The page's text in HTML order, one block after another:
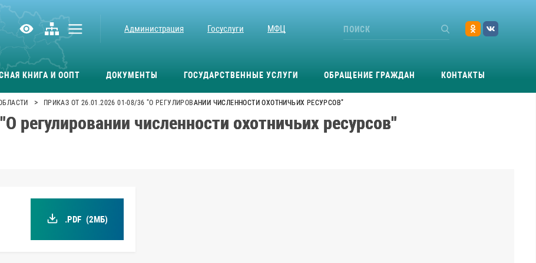
Администрация Госуслуги МФЦ
КНИГА И ООПТ ДОКУМЕНТЫ ГОСУДАРСТВЕННЫЕ УСЛУГИ ОБРАЩЕНИЕ ГРАЖДАН КОНТАКТЫ
> ПРИКАЗ ОТ 26.01.2026 01-08/36 "О РЕГУЛИРОВАНИИ ЧИСЛЕННОСТИ ОХОТНИЧЬИХ РЕСУРСОВ"
регулировании численности охотничьих ресурсов"
.PDF (2МБ)